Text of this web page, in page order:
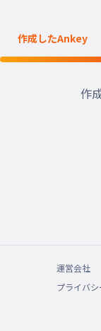
作成したAnkey
作
運営会社
プライバ